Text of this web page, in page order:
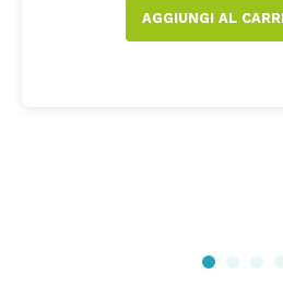
AGGIUNGI AL